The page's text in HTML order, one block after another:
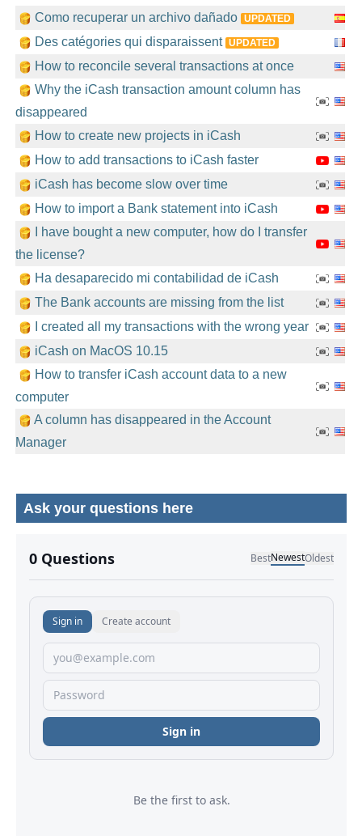
Como recuperar un archivo dañado UPDATED
Des catégories qui disparaissent UPDATED
How to reconcile several transactions at once
Why the iCash transaction amount column has
disappeared
How to create new projects in iCash
How to add transactions to iCash faster
iCash has become slow over time
How to import a Bank statement into iCash
I have bought a new computer, how do I transfer
the license?
Ha desaparecido mi contabilidad de iCash
The Bank accounts are missing from the list
I created all my transactions with the wrong year
iCash on MacOS 10.15
How to transfer iCash account data to a new
computer
A column has disappeared in the Account
Manager
Ask your questions here
No comments yet.